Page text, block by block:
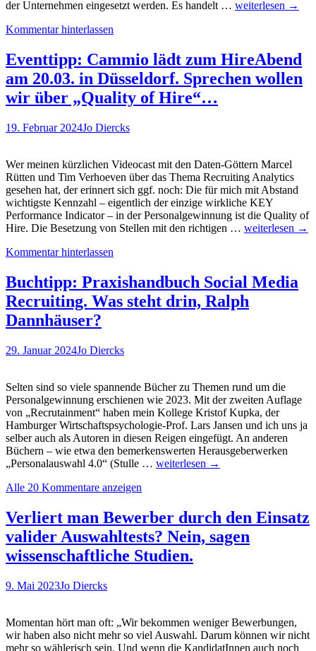
der Unternehmen eingesetzt werden. Es handelt … Verschiedene
Gamified
Assessments
kommen
weiterlesen →
Kommentar hinterlassen
Eventtipp: Cammio lädt zum HireAbend
am 20.03. in Düsseldorf. Sprechen wollen
wir über „Quality of Hire“…
19. Februar 2024Jo Diercks
Wer meinen kürzlichen Videocast mit den Daten-Göttern Marcel
Rütten und Tim Verhoeven über das Thema Recruiting Analytics
gesehen hat, der erinnert sich ggf. noch: Die für mich mit Abstand
wichtigste Kennzahl – eigentlich der einzige wirkliche KEY
Performance Indicator – in der Personalgewinnung ist die Quality of
Hire. Die Besetzung von Stellen mit den richtigen … Eventtipp:
HireAbend
am
20.03.
„Quality
of
Hire“…
weiterlesen →
Kommentar hinterlassen
Buchtipp: Praxishandbuch Social Media
Recruiting. Was steht drin, Ralph
Dannhäuser?
29. Januar 2024Jo Diercks
Selten sind so viele spannende Bücher zu Themen rund um die
Personalgewinnung erschienen wie 2023. Mit der zweiten Auflage
von „Recrutainment“ haben mein Kollege Kristof Kupka, der
Hamburger Wirtschaftspsychologie-Prof. Lars Jansen und ich uns ja
selber auch als Autoren in diesen Reigen eingefügt. An anderen
Büchern – wie etwa den bemerkenswerten Herausgeberwerken
„Personalauswahl 4.0“ (Stulle … Buchtipp:
Recruiting.
Was
steht
drin,
Ralph
weiterlesen →
Alle 20 Kommentare anzeigen
Verliert man Bewerber durch den Einsatz
valider Auswahltests? Nein, sagen
wissenschaftliche Studien.
9. Mai 2023Jo Diercks
Momentan hört man oft: „Wir bekommen weniger Bewerbungen,
wir haben also nicht mehr so viel Auswahl. Darum können wir nicht
mehr so wählerisch sein. Und wenn die KandidatInnen auch noch